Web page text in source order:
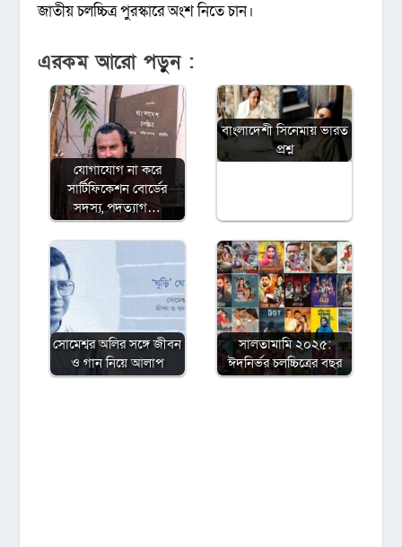
জাতীয় চলচ্চিত্র পুরস্কারে অংশ নিতে চান।
এরকম আরো পড়ুন :
যোগাযোগ না করে
সার্টিফিকেশন বোর্ডের
সদস্য, পদত্যাগ…
বাংলাদেশী সিনেমায় ভারত
প্রশ্ন
সোমেশ্বর অলির সঙ্গে জীবন
ও গান নিয়ে আলাপ
সালতামামি ২০২৫:
ঈদনির্ভর চলচ্চিত্রের বছর